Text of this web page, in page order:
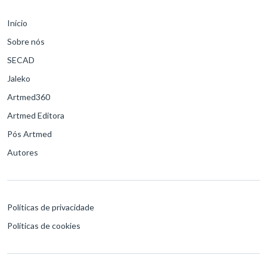
Início
Sobre nós
SECAD
Jaleko
Artmed360
Artmed Editora
Pós Artmed
Autores
Políticas de privacidade
Políticas de cookies